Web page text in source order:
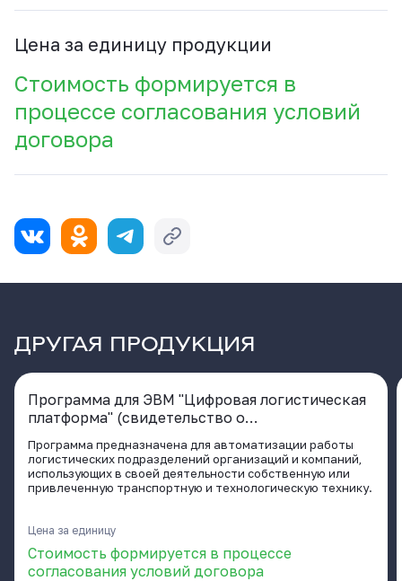
Цена за единицу продукции
Стоимость формируется в
процессе согласования условий
договора
ДРУГАЯ ПРОДУКЦИЯ
Программа для ЭВМ "Цифровая логистическая
платформа" (свидетельство о
государственной регистрации программы для
ЭВМ № 2020661929 от 02.10.2020)
Программа предназначена для автоматизации работы
логистических подразделений организаций и компаний,
использующих в своей деятельности собственную или
привлеченную транспортную и технологическую технику.
Цена за единицу
Стоимость формируется в процессе
согласования условий договора